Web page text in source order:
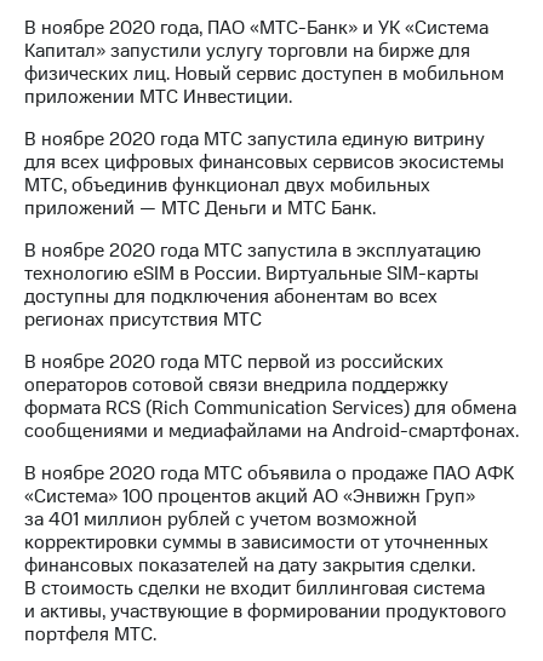
В ноябре 2020 года, ПАО «МТС-Банк» и УК «Система
Капитал» запустили услугу торговли на бирже для
физических лиц. Новый сервис доступен в мобильном
приложении МТС Инвестиции.
В ноябре 2020 года МТС запустила единую витрину
для всех цифровых финансовых сервисов экосистемы
МТС, объединив функционал двух мобильных
приложений — МТС Деньги и МТС Банк.
В ноябре 2020 года МТС запустила в эксплуатацию
технологию eSIM в России. Виртуальные SIM-карты
доступны для подключения абонентам во всех
регионах присутствия МТС
В ноябре 2020 года МТС первой из российских
операторов сотовой связи внедрила поддержку
формата RCS (Rich Сommunication Services) для обмена
сообщениями и медиафайлами на Android-смартфонах.
В ноябре 2020 года МТС объявила о продаже ПАО АФК
«Система» 100 процентов акций АО «Энвижн Груп»
за 401 миллион рублей с учетом возможной
корректировки суммы в зависимости от уточненных
финансовых показателей на дату закрытия сделки.
В стоимость сделки не входит биллинговая система
и активы, участвующие в формировании продуктового
портфеля МТС.